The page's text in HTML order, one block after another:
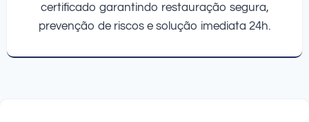
certificado garantindo restauração segura,
prevenção de riscos e solução imediata 24h.